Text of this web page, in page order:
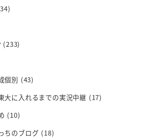
(233)
個別 (43)
大に入れるまでの実況中継 (17)
(10)
ちのブログ (18)